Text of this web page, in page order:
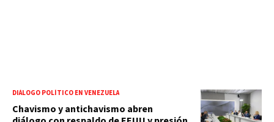
DIÁLOGO POLÍTICO EN VENEZUELA
Chavismo y antichavismo abren